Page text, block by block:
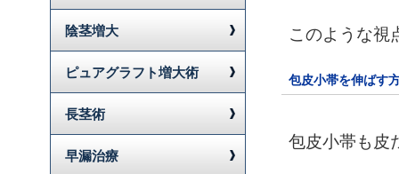
陰茎増大
ピュアグラフト増大術
長茎術
早漏治療
このような視
包皮小帯を伸ばす
包皮小帯も皮